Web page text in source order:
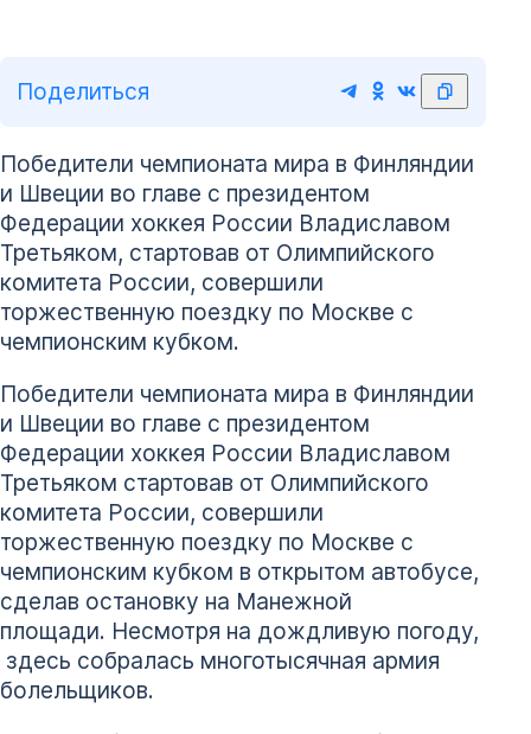
Поделиться
Победители чемпионата мира в Финляндии
и Швеции во главе с президентом
Федерации хоккея России Владиславом
Третьяком, стартовав от Олимпийского
комитета России, совершили
торжественную поездку по Москве с
чемпионским кубком.
Победители чемпионата мира в Финляндии
и Швеции во главе с президентом
Федерации хоккея России Владиславом
Третьяком стартовав от Олимпийского
комитета России, совершили
торжественную поездку по Москве с
чемпионским кубком в открытом автобусе,
сделав остановку на Манежной
площади. Несмотря на дождливую погоду,
здесь собралась многотысячная армия
болельщиков.